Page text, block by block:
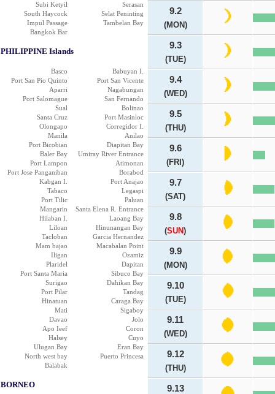
Subi Ketyil
Serasan
South Haycock
Selat Peninting
Impul Passage
Tambelan Bay
Bangkok Bar
PHILIPPINE Islands
Basco
Babuyan I.
Port San Pio Quinto
Port San Vicente
Aparri
Nagabungan
Port Salomague
San Fernando
Sual
Bolinao
Santa Cruz
Port Masinloc
Olongapo
Corregidor I.
Manila
Anilao
Port Bicobian
Diapitan Bay
Baler Bay
Umiray River Entrance
Port Lampon
Atimonan
Port Jose Panganiban
Borabod
Kabgan I.
Port Anajao
Tabaco
Legaspi
Port Tilic
Paluan
Mangarin
Santa Elena R. Entrance
Hilaban I.
Laoang Bay
Liloan
Hinunangan Bay
Tacloban
Garcia Hernandez
Mam bajao
Macabalan Point
Iligan
Ozamiz
Plaridel
Dapitan
Port Santa Maria
Sibuco Bay
Surigao
Dahikan Bay
Port Pilar
Tandag
Hinatuan
Caraga Bay
Mati
Sigaboy
Davao
Jolo
Apo Ieef
Coron
Halsey
Cuyo
Ulugan Bay
Eran Bay
North west bay
Puerto Princesa
Balabak
BORNEO
9.2
(MON)
9.3
(TUE)
9.4
(WED)
9.5
(THU)
9.6
(FRI)
9.7
(SAT)
9.8
(SUN)
9.9
(MON)
9.10
(TUE)
9.11
(WED)
9.12
(THU)
9.13